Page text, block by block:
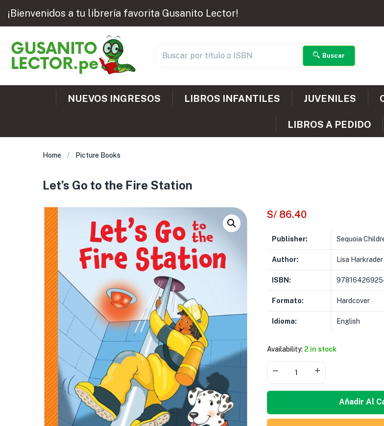
¡Bienvenidos a tu librería favorita Gusanito Lector!
Buscar
NUEVOS INGRESOS LIBROS INFANTILES JUVENILES
LIBROS A PEDIDO
Home Picture Books
Let’s Go to the Fire Station
S/86.40
Publisher: Sequoia
Author: Lisa Harkrader
ISBN:
Formato: Hardcover
Idioma: English
Availability: 2 in stock
Añadir Al